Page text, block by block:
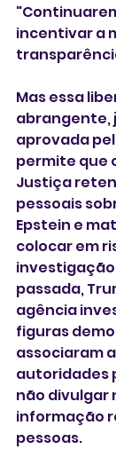
incentivar a
Mas essa
abrangente,
aprovada
permite que
Justiça
pessoais
Epstein e
colocar em
investigação
passada,
agência
figuras
associaram
autoridades
não divulgar
informação
pessoas.